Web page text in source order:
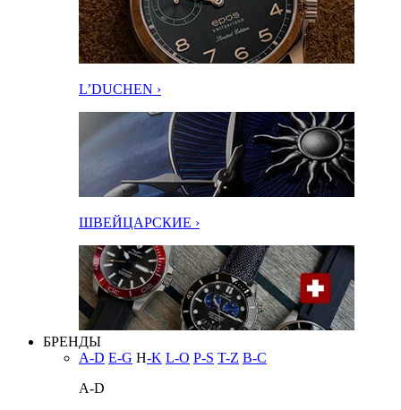
L’DUCHEN ›
ШВЕЙЦАРСКИЕ ›
БРЕНДЫ
A-D E-G H-K L-O P-S T-Z В-С
A-D